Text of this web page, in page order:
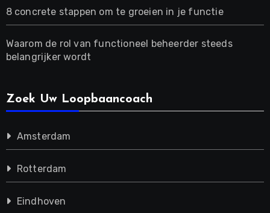
8 concrete stappen om te groeien in je functie
Waarom de rol van functioneel beheerder steeds
belangrijker wordt
Zoek Uw Loopbaancoach
Amsterdam
Rotterdam
Eindhoven